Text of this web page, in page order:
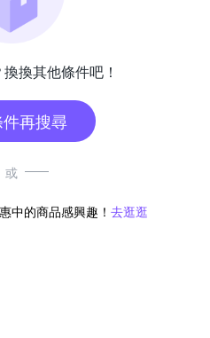
換其他條件吧！
再搜尋
或
中的商品感興趣！ 去逛逛